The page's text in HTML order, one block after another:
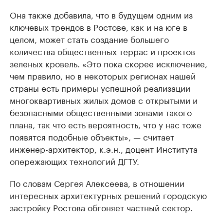
Она также добавила, что в будущем одним из
ключевых трендов в Ростове, как и на юге в
целом, может стать создание большего
количества общественных террас и проектов
зеленых кровель. «Это пока скорее исключение,
чем правило, но в некоторых регионах нашей
страны есть примеры успешной реализации
многоквартивных жилых домов с открытыми и
безопасными общественными зонами такого
плана, так что есть вероятность, что у нас тоже
появятся подобные объекты», — считает
инженер-архитектор, к.э.н., доцент Института
опережающих технологий ДГТУ.
По словам Сергея Алексеева, в отношении
интересных архитектурных решений городскую
застройку Ростова обгоняет частный сектор.